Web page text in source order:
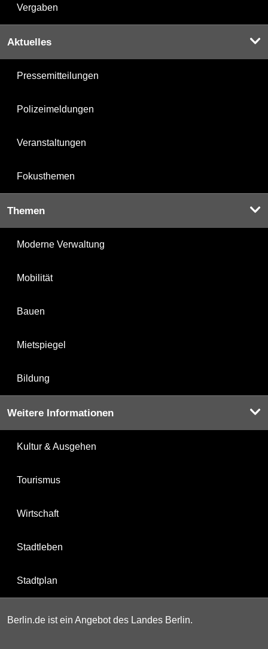
Vergaben
Aktuelles
Pressemitteilungen
Polizeimeldungen
Veranstaltungen
Fokusthemen
Themen
Moderne Verwaltung
Mobilität
Bauen
Mietspiegel
Bildung
Weitere Informationen
Kultur & Ausgehen
Tourismus
Wirtschaft
Stadtleben
Stadtplan
Berlin.de ist ein Angebot des Landes Berlin.